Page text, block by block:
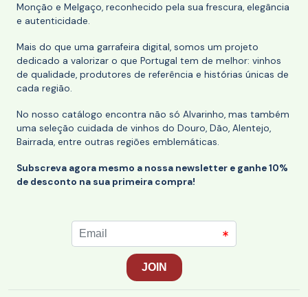
Monção e Melgaço, reconhecido pela sua frescura, elegância
e autenticidade.
Mais do que uma garrafeira digital, somos um projeto
dedicado a valorizar o que Portugal tem de melhor: vinhos
de qualidade, produtores de referência e histórias únicas de
cada região.
No nosso catálogo encontra não só Alvarinho, mas também
uma seleção cuidada de vinhos do Douro, Dão, Alentejo,
Bairrada, entre outras regiões emblemáticas.
Subscreva agora mesmo a nossa newsletter e ganhe 10%
de desconto na sua primeira compra!